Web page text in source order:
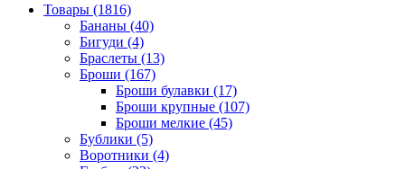
Товары (1816)
Бананы (40)
Бигуди (4)
Браслеты (13)
Броши (167)
Броши булавки (17)
Броши крупные (107)
Броши мелкие (45)
Бублики (5)
Воротники (4)